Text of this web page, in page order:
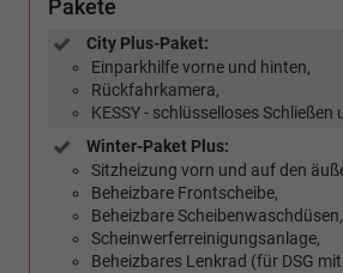
Pakete
City Plus-Paket:
Einparkhilfe vorne und hinten,
Rückfahrkamera,
KESSY - schlüsselloses Schließen
Winter-Paket Plus:
Sitzheizung vorn und auf den
Beheizbare Frontscheibe,
Beheizbare Scheibenwaschdüsen,
Scheinwerferreinigungsanlage,
Beheizbares Lenkrad (für DSG